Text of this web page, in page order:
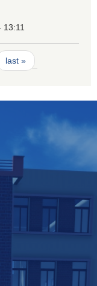
13:11
last »